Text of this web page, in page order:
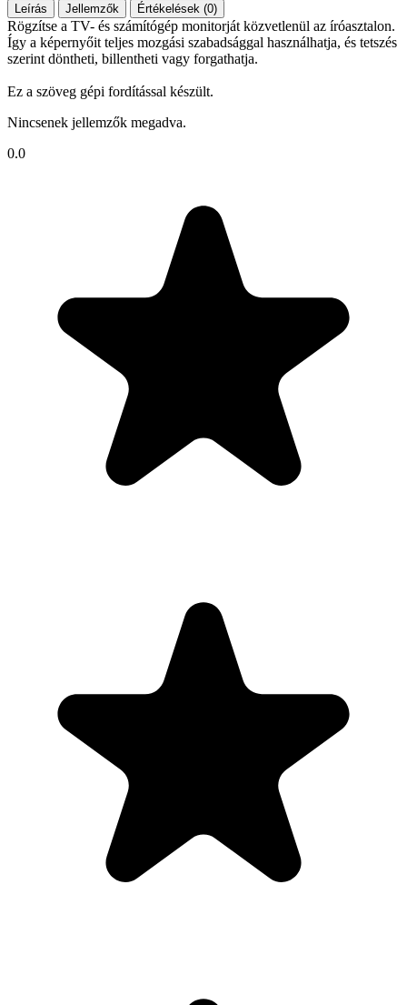
Leírás Jellemzők Értékelések (0)
Rögzítse a TV- és számítógép monitorját közvetlenül az íróasztalon.
Így a képernyőit teljes mozgási szabadsággal használhatja, és tetszés
szerint döntheti, billentheti vagy forgathatja.
Ez a szöveg gépi fordítással készült.
Nincsenek jellemzők megadva.
0.0